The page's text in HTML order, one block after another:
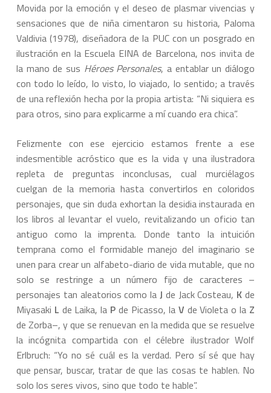
Movida por la emoción y el deseo de plasmar vivencias y
sensaciones que de niña cimentaron su historia, Paloma
Valdivia (1978), diseñadora de la PUC con un posgrado en
ilustración en la Escuela EINA de Barcelona, nos invita de
la mano de sus Héroes Personales, a entablar un diálogo
con todo lo leído, lo visto, lo viajado, lo sentido; a través
de una reflexión hecha por la propia artista: “Ni siquiera es
para otros, sino para explicarme a mí cuando era chica”.
Felizmente con ese ejercicio estamos frente a ese
indesmentible acróstico que es la vida y una ilustradora
repleta de preguntas inconclusas, cual murciélagos
cuelgan de la memoria hasta convertirlos en coloridos
personajes, que sin duda exhortan la desidia instaurada en
los libros al levantar el vuelo, revitalizando un oficio tan
antiguo como la imprenta. Donde tanto la intuición
temprana como el formidable manejo del imaginario se
unen para crear un alfabeto-diario de vida mutable, que no
solo se restringe a un número fijo de caracteres –
personajes tan aleatorios como la J de Jack Costeau, Kde
Miyasaki L de Laika, la Pde Picasso, la V de Violeta o la Z
de Zorba–, y que se renuevan en la medida que se resuelve
la incógnita compartida con el célebre ilustrador Wolf
Erlbruch: “Yo no sé cuál es la verdad. Pero sí sé que hay
que pensar, buscar, tratar de que las cosas te hablen. No
solo los seres vivos, sino que todo te hable”.